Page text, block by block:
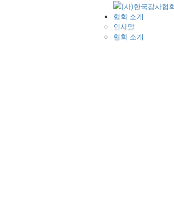
협회 소개
인사말
협회 소개